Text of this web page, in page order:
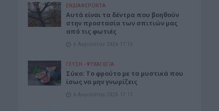
ΕΝΔΙΑΦΕΡΟΝΤΑ
Αυτά είναι τα δέντρα που βοηθούν
στην προστασία των σπιτιών μας
από τις φωτιές
6 Αυγούστου 2026 17:16
ΓΕΎΣΗ - ΨΥΧΑΓΩΓΊΑ
Σύκο: Το φρούτο με τα μυστικά που
ίσως να μην γνωρίζεις
6 Αυγούστου 2026 17:11